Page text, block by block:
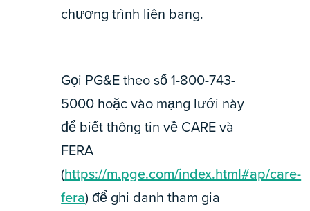
chương trình liên bang.
Gọi PG&E theo số 1-800-743-
5000 hoặc vào mạng lưới này
để biết thông tin về CARE và
FERA
(https://m.pge.com/index.html#ap/care-
fera) để ghi danh tham gia